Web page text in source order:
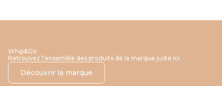
Whip&Go
Retrouvez l'ensemble des produits de la marque juste ici.
Découvrir la marque